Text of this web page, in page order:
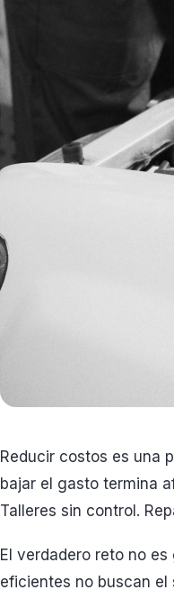
Reducir costos es una
bajar el gasto termina
Talleres sin control.
El verdadero reto no
eficientes no buscan el